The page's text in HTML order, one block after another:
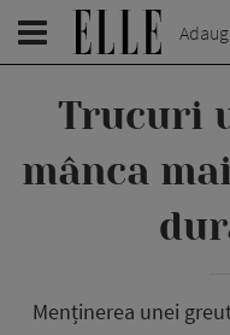
Trucuri
mânca
Menținerea unei